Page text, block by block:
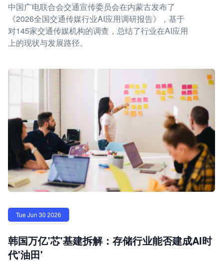
中国广电联合会交通宣传委员会在内蒙古发布了
《2026全国交通传媒行业AI应用调研报告》，基于
对145家交通传媒机构的调查，总结了行业在AI应用
上的现状与发展路径。
Tue Jun 30 2026
韩国万亿'芯'基建拆解：存储行业能否建成AI时
代'油田'